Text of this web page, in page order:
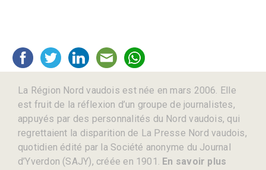
La Région Nord vaudois est née en mars 2006. Elle
est fruit de la réflexion d’un groupe de journalistes,
appuyés par des personnalités du Nord vaudois, qui
regrettaient la disparition de La Presse Nord vaudois,
quotidien édité par la Société anonyme du Journal
d’Yverdon (SAJY), créée en 1901. En savoir plus